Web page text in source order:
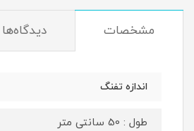
مشخصات دیدگاه‌ها
اندازه تفنگ
طول : 50 سانتی متر